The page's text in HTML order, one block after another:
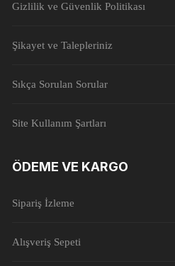
Gizlilik ve Güvenlik Politikası
Şikayet ve Talepleriniz
Sıkça Sorulan Sorular
Site Kullanım Şartları
ÖDEME VE KARGO
Sipariş İzleme
Alışveriş Sepeti